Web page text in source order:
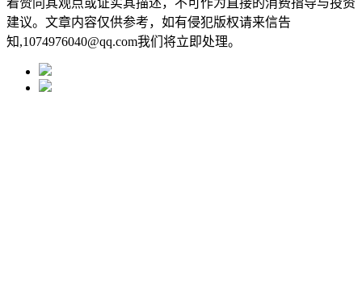
着赞同其观点或证实其描述，不可作为直接的消费指导与投资
建议。文章内容仅供参考，如有侵犯版权请来信告
知,1074976040@qq.com我们将立即处理。